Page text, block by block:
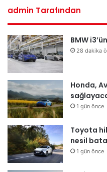
admin Tarafından
BMW
28 dakika
Honda,
1 gün önce
Toyota
nesil
1 gün önce